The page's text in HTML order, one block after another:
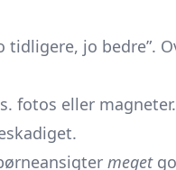
jo bedre”.
fotos eller magneter.
meget